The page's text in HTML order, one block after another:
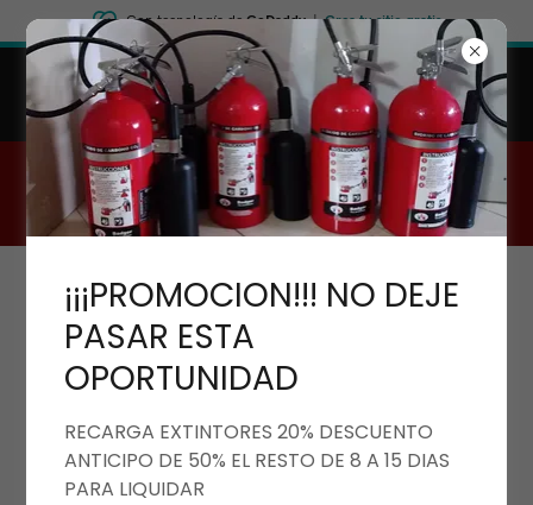
Con tecnología de GoDaddy|Crea tu sitio gratis
PROMOCION SERVICIO PAGA EN 8 DIAS O
DESCUENTO 20 % SERVICIO A DOMICILIO SIN
COSTO
TEL 5557355061CEL 5549915900
EXTINEZA
RECARGA MANTENIMIENTO
VENTA EXTINTORES
PROTECCION CIVIL
EMPRESA CERTIFICADA NOM-154
SUBPROGRAMAS ANALISIS DE RIESGO
CONSULTORIA
¡¡¡PROMOCION!!! NO DEJE
PASAR ESTA
OPORTUNIDAD
RECARGA EXTINTORES 20% DESCUENTO
ANTICIPO DE 50% EL RESTO DE 8 A 15 DIAS
PARA LIQUIDAR